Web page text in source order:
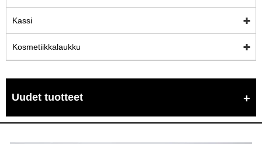
Kassi
Kosmetiikkalaukku
Uudet tuotteet